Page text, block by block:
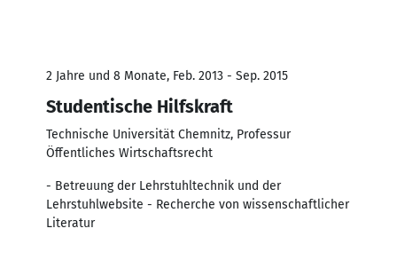
2 Jahre und 8 Monate, Feb. 2013 - Sep. 2015
Studentische Hilfskraft
Technische Universität Chemnitz, Professur
Öffentliches Wirtschaftsrecht
- Betreuung der Lehrstuhltechnik und der
Lehrstuhlwebsite - Recherche von wissenschaftlicher
Literatur